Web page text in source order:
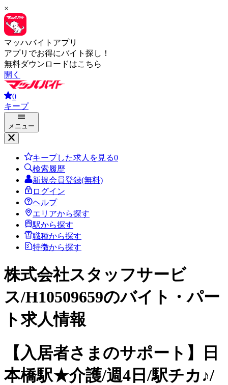
×
マッハバイトアプリ
アプリでお得にバイト探し！
無料ダウンロードはこちら
開く
0
キープ
メニュー
キープした求人を見る0
検索履歴
新規会員登録(無料)
ログイン
ヘルプ
エリアから探す
駅から探す
職種から探す
特徴から探す
株式会社スタッフサービ
ス/H10509659のバイト・パー
ト求人情報
【入居者さまのサポート】日
本橋駅★介護/週4日/駅チカ♪/